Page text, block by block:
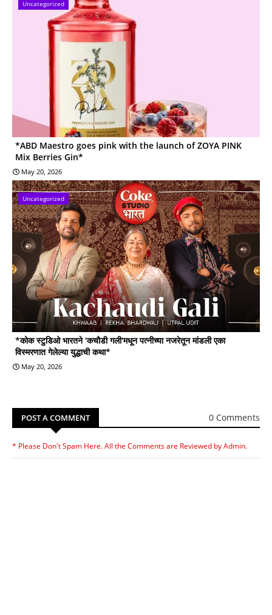
Uncategorized
*ABD Maestro goes pink with the launch of ZOYA PINK
Mix Berries Gin*
May 20, 2026
Uncategorized
*कोक स्टुडिओ भारतने 'कचौडी गली'मधून पत्नीच्या नजरेतून मांडली एका
विस्मरणात गेलेल्या युद्धाची कथा*
May 20, 2026
POST A COMMENT 0 Comments
* Please Don't Spam Here. All the Comments are Reviewed by Admin.